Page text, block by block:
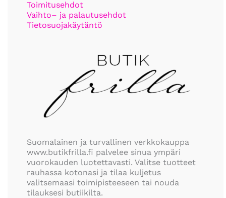
Toimitusehdot
Vaihto– ja palautusehdot
Tietosuojakäytäntö
Suomalainen ja turvallinen verkkokauppa
www.butikfrilla.fi palvelee sinua ympäri
vuorokauden luotettavasti. Valitse tuotteet
rauhassa kotonasi ja tilaa kuljetus
valitsemaasi toimipisteeseen tai nouda
tilauksesi butiikilta.